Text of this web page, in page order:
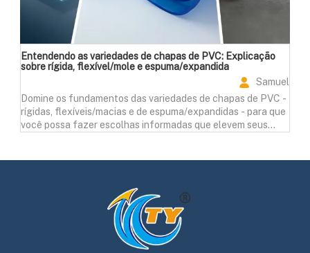
Entendendo as variedades de chapas de PVC: Explicação
sobre rígida, flexível/mole e espuma/expandida
Samuel
Domine os fundamentos das variedades de chapas de PVC -
rígidas, flexíveis/macias e de espuma/expandidas - para que
você possa fazer escolhas informadas que elevem seus